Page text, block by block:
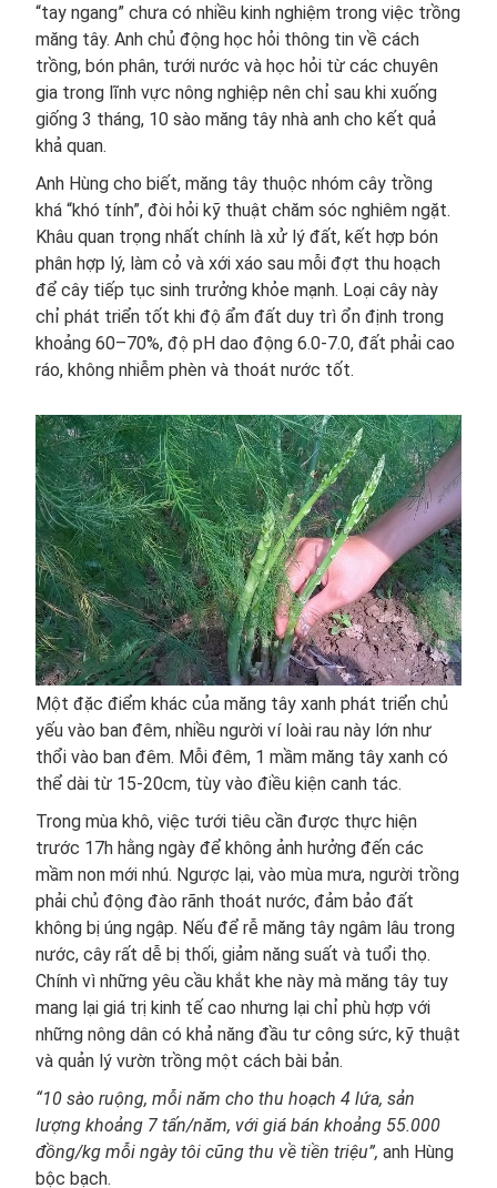
“tay ngang” chưa có nhiều kinh nghiệm trong việc trồng
măng tây. Anh chủ động học hỏi thông tin về cách
trồng, bón phân, tưới nước và học hỏi từ các chuyên
gia trong lĩnh vực nông nghiệp nên chỉ sau khi xuống
giống 3 tháng, 10 sào măng tây nhà anh cho kết quả
khả quan.
Anh Hùng cho biết, măng tây thuộc nhóm cây trồng
khá “khó tính”, đòi hỏi kỹ thuật chăm sóc nghiêm ngặt.
Khâu quan trọng nhất chính là xử lý đất, kết hợp bón
phân hợp lý, làm cỏ và xới xáo sau mỗi đợt thu hoạch
để cây tiếp tục sinh trưởng khỏe mạnh. Loại cây này
chỉ phát triển tốt khi độ ẩm đất duy trì ổn định trong
khoảng 60–70%, độ pH dao động 6.0-7.0, đất phải cao
ráo, không nhiễm phèn và thoát nước tốt.
Một đặc điểm khác của măng tây xanh phát triển chủ
yếu vào ban đêm, nhiều người ví loài rau này lớn như
thổi vào ban đêm. Mỗi đêm, 1 mầm măng tây xanh có
thể dài từ 15-20cm, tùy vào điều kiện canh tác.
Trong mùa khô, việc tưới tiêu cần được thực hiện
trước 17h hằng ngày để không ảnh hưởng đến các
mầm non mới nhú. Ngược lại, vào mùa mưa, người trồng
phải chủ động đào rãnh thoát nước, đảm bảo đất
không bị úng ngập. Nếu để rễ măng tây ngâm lâu trong
nước, cây rất dễ bị thối, giảm năng suất và tuổi thọ.
Chính vì những yêu cầu khắt khe này mà măng tây tuy
mang lại giá trị kinh tế cao nhưng lại chỉ phù hợp với
những nông dân có khả năng đầu tư công sức, kỹ thuật
và quản lý vườn trồng một cách bài bản.
“10 sào ruộng, mỗi năm cho thu hoạch 4 lứa, sản
lượng khoảng 7 tấn/năm, với giá bán khoảng 55.000
đồng/kg mỗi ngày tôi cũng thu về tiền triệu”, anh Hùng
bộc bạch.